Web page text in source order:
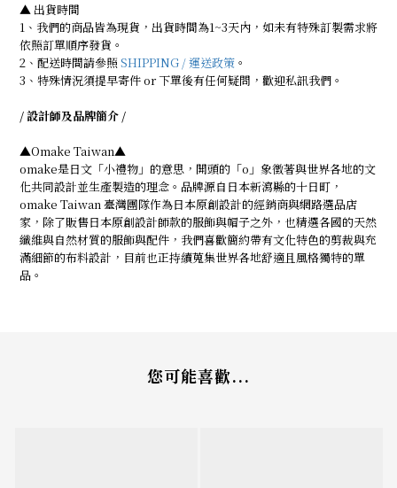
▲ 出貨時間
1、我們的商品皆為現貨，出貨時間為1~3天內，如未有特殊訂製需求將
依照訂單順序發貨。
2、配送時間請參照 SHIPPING / 運送政策 。
3、特殊情況須提早寄件 or 下單後有任何疑問，歡迎私訊我們。
/ 設計師及品牌簡介 /
▲Omake Taiwan▲
omake是日文「小禮物」的意思，開頭的「o」象徵著與世界各地的文
化共同設計並生產製造的理念。品牌源自日本新瀉縣的十日町，
omake Taiwan 臺灣團隊作為日本原創設計的經銷商與網路選品店
家，除了販售日本原創設計師款的服飾與帽子之外，也精選各國的天然
纖維與自然材質的服飾與配件，我們喜歡簡約帶有文化特色的剪裁與充
滿細節的布料設計，目前也正持續蒐集世界各地舒適且風格獨特的單
品。
您可能喜歡...